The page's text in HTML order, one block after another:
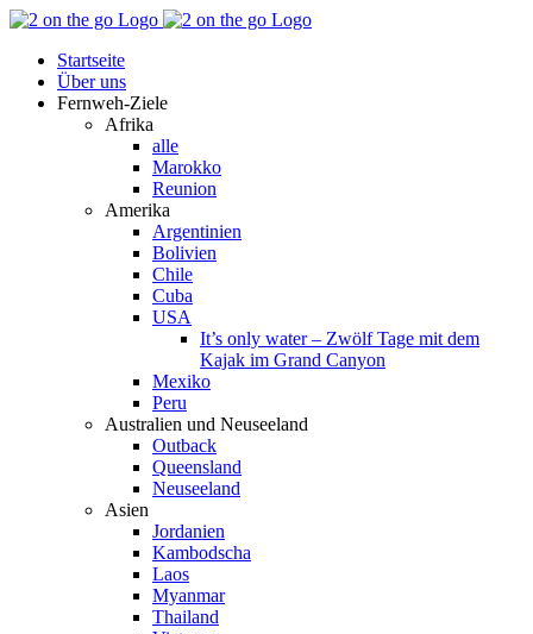
Zum
springen
Facebook
YouTube
Instagram
Pinterest
Rss
Startseite
Über uns
Fernweh-Ziele
Afrika
alle
Marokko
Reunion
Amerika
Argentinien
Bolivien
Chile
Cuba
USA
It’s only water – Zwölf Tage mit dem
Kajak im Grand Canyon
Mexiko
Peru
Australien und Neuseeland
Outback
Queensland
Neuseeland
Asien
Jordanien
Kambodscha
Laos
Myanmar
Thailand